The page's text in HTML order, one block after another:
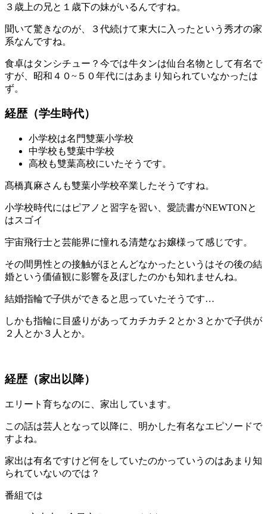
３歳上の兄と１歳下の妹がいるんですね。
聞いて驚きなのが、３代続けて東大に入ったという秀才の家
系なんですね。
食卓はタンシチュー？今では牛タンは仙台名物として有名で
すが、昭和４０~５０年代にはあまり知られていなかったは
ず。
経歴（学生時代）
小学校は名門雙葉小学校
中学校も雙葉中学校
高校も雙葉高校にいたそうです。
髙橋真麻さんも雙葉小学校卒業したそうですね。
小学校時代にはピアノと習字を習い、愛読書がNEWTONと
はスゴイ
宇宙飛行士と芸能界に憧れる清楚なお嬢様って感じです。
その間男性との接触がほとんどなかったというはその後の結
婚という価値観に影響を及ぼしたのかも知れませんね。
結婚指輪で子供ができると思っていたそうです…
しかも指輪に目盛りがあってカチカチ２とか３とかで子供が
２人とか３人とか。
経歴（家出以降）
エリート育ちなのに、家出しています。
この話は芸人となって以降に、明かした有名なエピソードで
すよね。
家出は有名ですけど何をしていたのかっていうのはあまり知
られていないのでは？
番組では